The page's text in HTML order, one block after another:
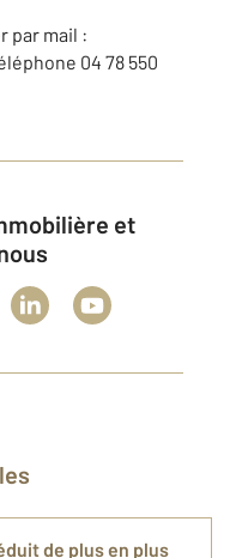
par mail :
04 78 550
de plus en plus